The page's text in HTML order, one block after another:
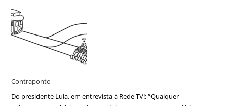
Contraponto
Do presidente Lula, em entrevista à Rede TV!: “Qualquer